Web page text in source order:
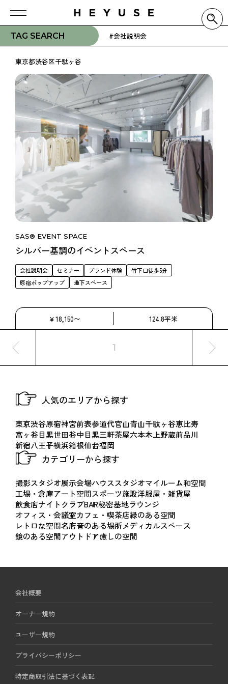
TAG SEARCH #会社説明会
東京都渋谷区千駄ヶ谷
SAS® EVENT SPACE
シルバー基調のイベントスペース
会社説明会 セミナー ブランド体験
竹下口徒歩5分
原宿ポップアップ
地下スペース
￥18,150〜 124.8平米
1
人気のエリアから探す
東京渋谷原宿神宮前表参道代官山青山千駄ヶ谷恵比寿
富ヶ谷目黒世田谷中目黒三軒茶屋六本木上野蔵前品川
新宿八王子横浜箱根仙台福岡
カテゴリーから探す
撮影スタジオ展示会場ハウススタジオマイルーム和空間
工場・倉庫アート空間スポーツ施設洋服屋・雑貨屋
飲食店ナイトクラブBAR秘密基地ラウンジ
オフィス・会議室カフェ・喫茶店緑のある空間
レトロな空間名店音のある場所メディカルスペース
鏡のある空間アウトドア癒しの空間
会社概要
オーナー規約
ユーザー規約
プライバシーポリシー
特定商取引法に基づく表記